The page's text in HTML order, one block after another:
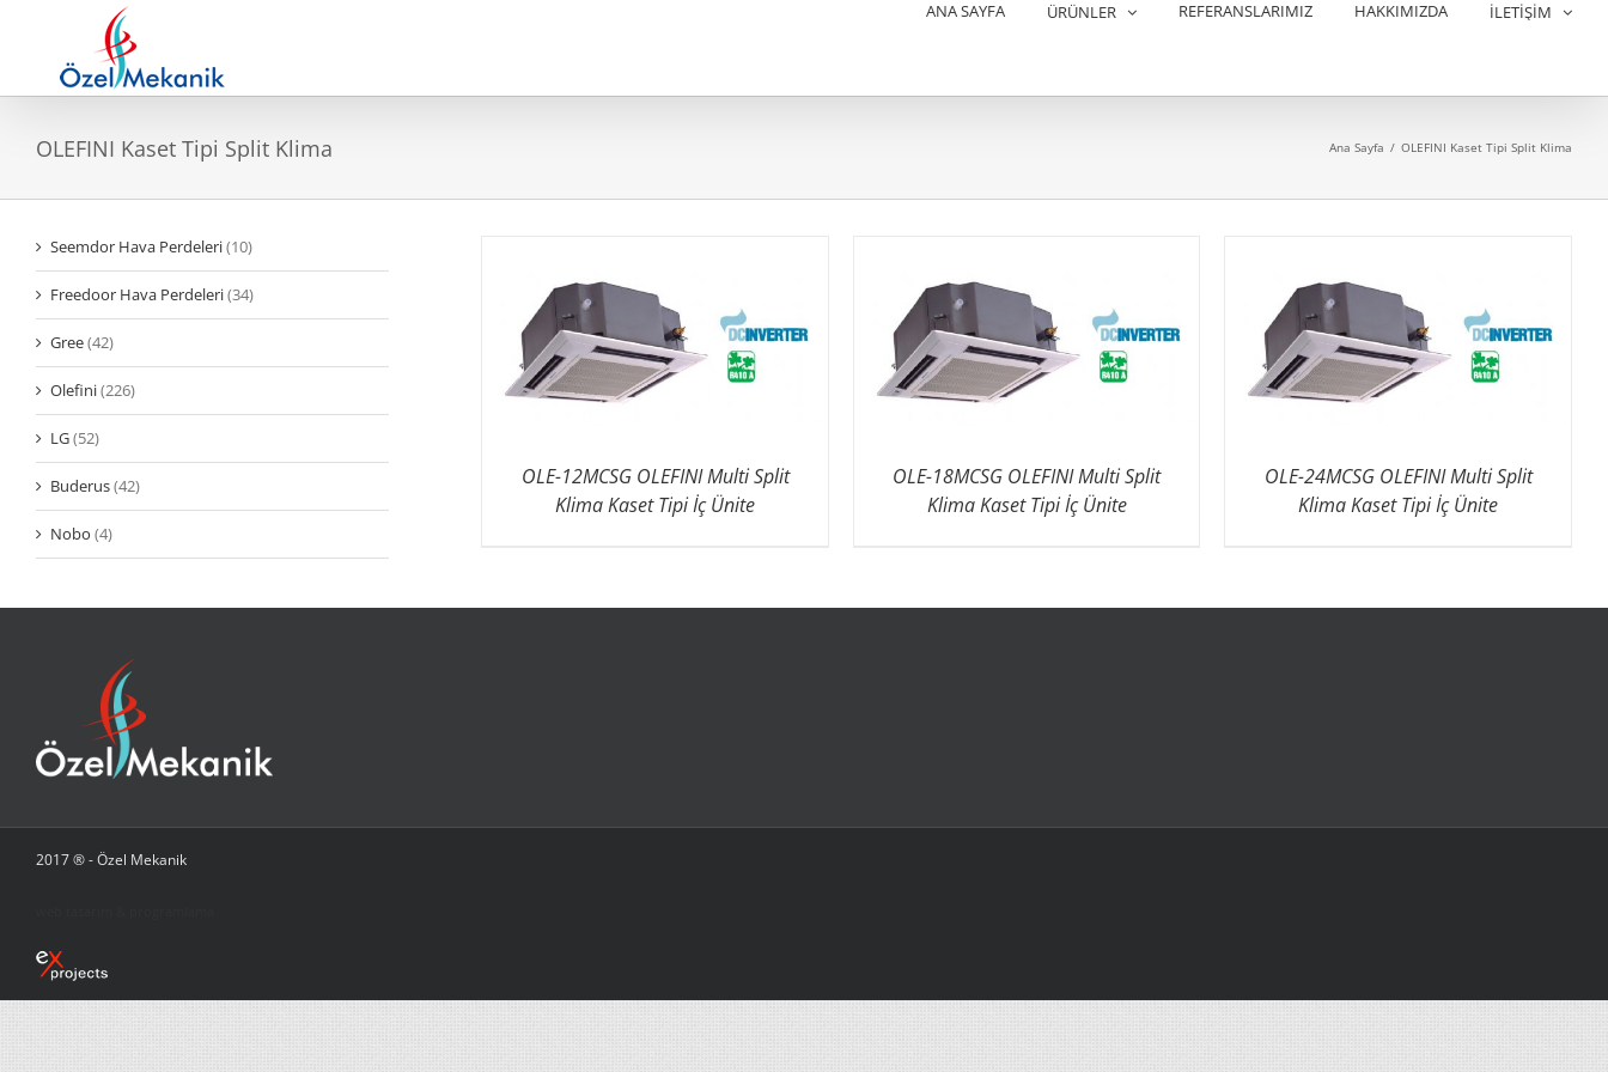
ANA SAYFA ÜRÜNLER REFERANSLARIMIZ HAKKIMIZDA İLETİŞİM
OLEFINI Kaset Tipi Split Klima Ana Sayfa / OLEFINI Kaset Tipi Split Klima
OLE-12MCSG OLEFINI Multi Split
Klima Kaset Tipi İç Ünite
OLE-18MCSG OLEFINI Multi Split
Klima Kaset Tipi İç Ünite
OLE-24MCSG OLEFINI Multi Split
Klima Kaset Tipi İç Ünite
Seemdor Hava Perdeleri(10)
Freedoor Hava Perdeleri(34)
Gree(42)
Olefini(226)
LG(52)
Buderus(42)
Nobo (4)
2017 ® - Özel Mekanik